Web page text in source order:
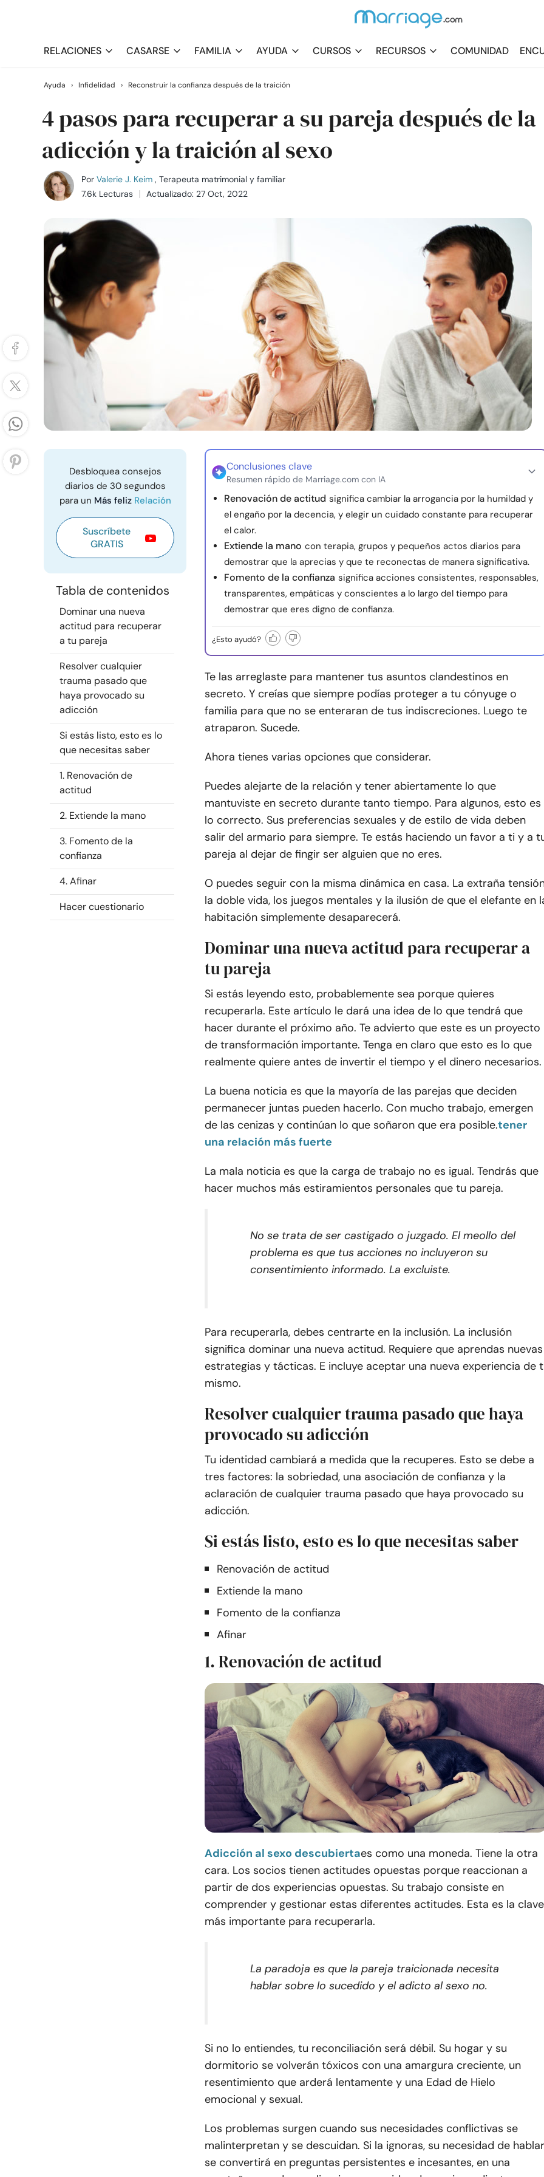
RELACIONES CASARSE FAMILIA AYUDA CURSOS RECURSOS COMUNIDAD
Ayuda › Infidelidad › Reconstruir la confianza después de la traición
4 pasos para recuperar a su pareja después de la
adicción y la traición al sexo
Por Valerie J. Keim , Terapeuta matrimonial y familiar
7.6k Lecturas
Actualizado: 27 Oct, 2022
Desbloquea consejos
diarios de 30 segundos
para un Más feliz Relación
Suscríbete
GRATIS
Tabla de contenidos
Dominar una nueva
actitud para recuperar
a tu pareja
Resolver cualquier
trauma pasado que
haya provocado su
adicción
Si estás listo, esto es lo
que necesitas saber
1. Renovación de
actitud
2. Extiende la mano
3. Fomento de la
confianza
4. Afinar
Hacer cuestionario
Conclusiones clave
Resumen rápido de Marriage.com con IA
Renovación de actitud significa cambiar la arrogancia por la humildad y
el engaño por la decencia, y elegir un cuidado constante para recuperar
el calor.
Extiende la mano con terapia, grupos y pequeños actos diarios para
demostrar que la aprecias y que te reconectas de manera significativa.
Fomento de la confianza significa acciones consistentes, responsables,
transparentes, empáticas y conscientes a lo largo del tiempo para
demostrar que eres digno de confianza.
¿Esto ayudó?
Te las arreglaste para mantener tus asuntos clandestinos en
secreto. Y creías que siempre podías proteger a tu cónyuge o
familia para que no se enteraran de tus indiscreciones. Luego te
atraparon. Sucede.
Ahora tienes varias opciones que considerar.
Puedes alejarte de la relación y tener abiertamente lo que
mantuviste en secreto durante tanto tiempo. Para algunos, esto es
lo correcto. Sus preferencias sexuales y de estilo de vida deben
salir del armario para siempre. Te estás haciendo un favor a ti y a
pareja al dejar de fingir ser alguien que no eres.
O puedes seguir con la misma dinámica en casa. La extraña
la doble vida, los juegos mentales y la ilusión de que el elefante en
habitación simplemente desaparecerá.
Dominar una nueva actitud para recuperar a
tu pareja
Si estás leyendo esto, probablemente sea porque quieres
recuperarla. Este artículo le dará una idea de lo que tendrá que
hacer durante el próximo año. Te advierto que este es un proyecto
de transformación importante. Tenga en claro que esto es lo que
realmente quiere antes de invertir el tiempo y el dinero necesarios.
La buena noticia es que la mayoría de las parejas que deciden
permanecer juntas pueden hacerlo. Con mucho trabajo, emergen
de las cenizas y continúan lo que soñaron que era posible.tener
una relación más fuerte
La mala noticia es que la carga de trabajo no es igual. Tendrás que
hacer muchos más estiramientos personales que tu pareja.
No se trata de ser castigado o juzgado. El meollo del
problema es que tus acciones no incluyeron su
consentimiento informado. La excluiste.
Para recuperarla, debes centrarte en la inclusión. La inclusión
significa dominar una nueva actitud. Requiere que aprendas nuevas
estrategias y tácticas. E incluye aceptar una nueva experiencia de
mismo.
Resolver cualquier trauma pasado que haya
provocado su adicción
Tu identidad cambiará a medida que la recuperes. Esto se debe a
tres factores: la sobriedad, una asociación de confianza y la
aclaración de cualquier trauma pasado que haya provocado su
adicción.
Si estás listo, esto es lo que necesitas saber
Renovación de actitud
Extiende la mano
Fomento de la confianza
Afinar
1. Renovación de actitud
Adicción al sexo descubiertaes como una moneda. Tiene la otra
cara. Los socios tienen actitudes opuestas porque reaccionan a
partir de dos experiencias opuestas. Su trabajo consiste en
comprender y gestionar estas diferentes actitudes. Esta es la clave
más importante para recuperarla.
La paradoja es que la pareja traicionada necesita
hablar sobre lo sucedido y el adicto al sexo no.
Si no lo entiendes, tu reconciliación será débil. Su hogar y su
dormitorio se volverán tóxicos con una amargura creciente, un
resentimiento que arderá lentamente y una Edad de Hielo
emocional y sexual.
Los problemas surgen cuando sus necesidades conflictivas se
malinterpretan y se descuidan. Si la ignoras, su necesidad de hablar
se convertirá en preguntas persistentes e incesantes, en una